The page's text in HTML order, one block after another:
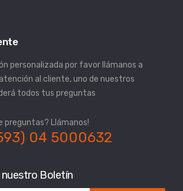
personalizada por favor llámanos a
al cliente, uno de nuestros
todos tus preguntas
preguntas? Llámanos!
04 5000632
Boletín